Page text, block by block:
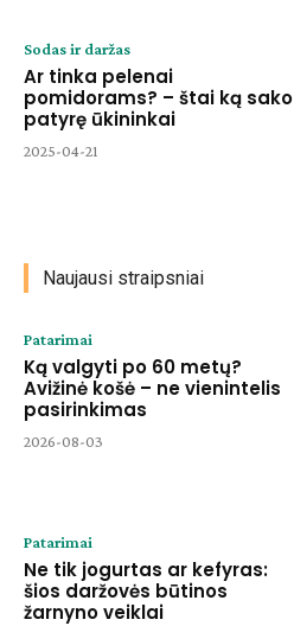
Sodas ir daržas
Ar tinka pelenai
pomidorams? – štai ką sako
patyrę ūkininkai
2025-04-21
Naujausi straipsniai
Patarimai
Ką valgyti po 60 metų?
Avižinė košė – ne vienintelis
pasirinkimas
2026-08-03
Patarimai
Ne tik jogurtas ar kefyras:
šios daržovės būtinos
žarnyno veiklai